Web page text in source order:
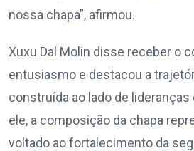
nossa chapa”, afirmou.
Xuxu Dal Molin disse receber o
entusiasmo e destacou a
construída ao lado de lideranças
ele, a composição da chapa
voltado ao fortalecimento da